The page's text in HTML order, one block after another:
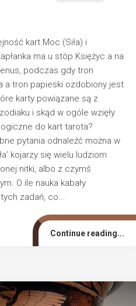
kart Moc (Siła) i
ma u stóp Księżyc a na
podczas gdy tron
a tron papieski ozdobiony jest
karty powiązane są z
i skąd w ogóle wzięły
do kart tarota?
pytania odnaleźć można w
kojarzy się wielu ludziom
nitki, albo z czymś
O ile nauka kabały
zadań, co...
Continue reading...